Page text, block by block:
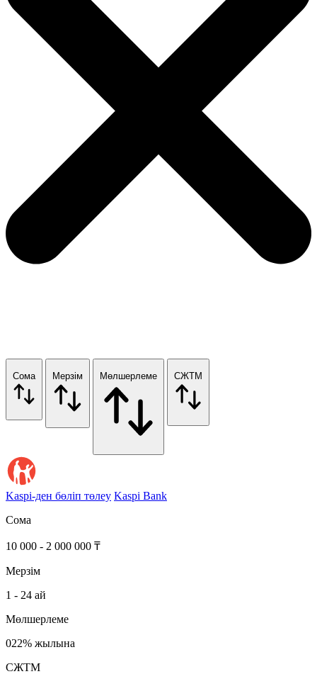
Сома Мерзім Мөлшерлеме СЖТМ
Kaspi-ден бөліп төлеу Kaspi Bank
Сома
10 000 - 2 000 000 ₸
Мерзім
1 - 24 ай
Мөлшерлеме
022% жылына
СЖТМ